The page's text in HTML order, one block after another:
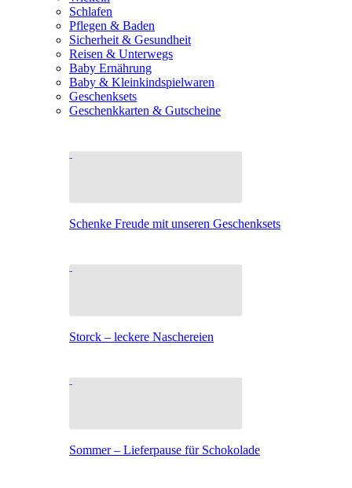
Schlafen
Pflegen & Baden
Sicherheit & Gesundheit
Reisen & Unterwegs
Baby Ernährung
Baby & Kleinkindspielwaren
Geschenksets
Geschenkkarten & Gutscheine
Schenke Freude mit unseren Geschenksets
Storck – leckere Naschereien
Sommer – Lieferpause für Schokolade